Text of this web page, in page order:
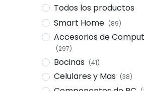
Todos los productos
Smart Home (89)
Accesorios de
(297)
Bocinas (41)
Celulares y Mas (38)